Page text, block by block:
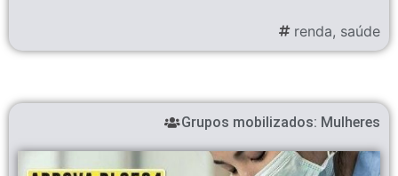
renda, saúde
Grupos mobilizados: Mulheres